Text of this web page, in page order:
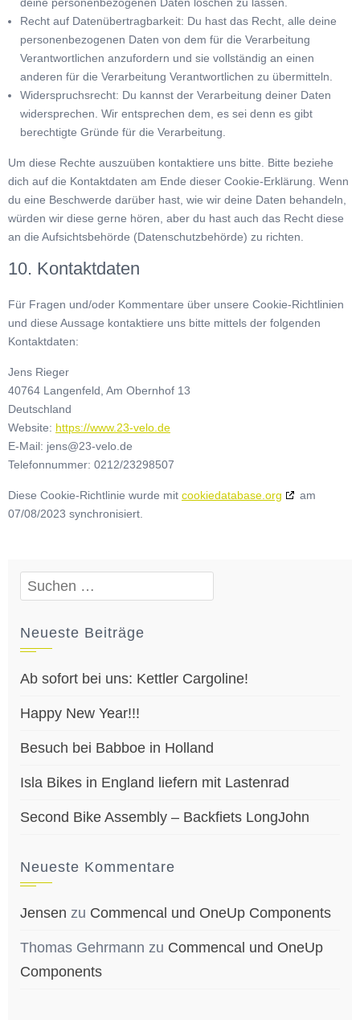
Recht auf Datenübertragbarkeit: Du hast das Recht, alle deine
personenbezogenen Daten von dem für die Verarbeitung
Verantwortlichen anzufordern und sie vollständig an einen
anderen für die Verarbeitung Verantwortlichen zu übermitteln.
Widerspruchsrecht: Du kannst der Verarbeitung deiner Daten
widersprechen. Wir entsprechen dem, es sei denn es gibt
berechtigte Gründe für die Verarbeitung.
Um diese Rechte auszuüben kontaktiere uns bitte. Bitte beziehe
dich auf die Kontaktdaten am Ende dieser Cookie-Erklärung. Wenn
du eine Beschwerde darüber hast, wie wir deine Daten behandeln,
würden wir diese gerne hören, aber du hast auch das Recht diese
an die Aufsichtsbehörde (Datenschutzbehörde) zu richten.
10. Kontaktdaten
Für Fragen und/oder Kommentare über unsere Cookie-Richtlinien
und diese Aussage kontaktiere uns bitte mittels der folgenden
Kontaktdaten:
Jens Rieger
40764 Langenfeld, Am Obernhof 13
Deutschland
Website: https://www.23-velo.de
E-Mail: jens@23-velo.de
Telefonnummer: 0212/23298507
Diese Cookie-Richtlinie wurde mit cookiedatabase.org
am
07/08/2023 synchronisiert.
Suchen
Neueste Beiträge
Ab sofort bei uns: Kettler Cargoline!
Happy New Year!!!
Besuch bei Babboe in Holland
Isla Bikes in England liefern mit Lastenrad
Second Bike Assembly – Backfiets LongJohn
Neueste Kommentare
Jensen zu Commencal und OneUp Components
Thomas Gehrmann zu Commencal und OneUp
Components